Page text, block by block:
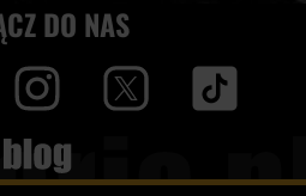
DO NAS
Blog